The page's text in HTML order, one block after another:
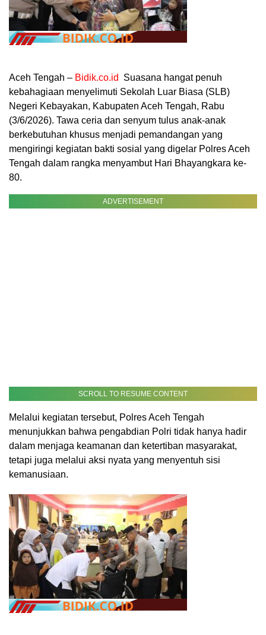
Aceh Tengah – Bidik.co.id
Suasana hangat penuh
kebahagiaan menyelimuti Sekolah Luar Biasa (SLB)
Negeri Kebayakan, Kabupaten Aceh Tengah, Rabu
(3/6/2026). Tawa ceria dan senyum tulus anak-anak
berkebutuhan khusus menjadi pemandangan yang
mengiringi kegiatan bakti sosial yang digelar Polres Aceh
Tengah dalam rangka menyambut Hari Bhayangkara ke-
80.
ADVERTISEMENT
SCROLL TO RESUME CONTENT
Melalui kegiatan tersebut, Polres Aceh Tengah
menunjukkan bahwa pengabdian Polri tidak hanya hadir
dalam menjaga keamanan dan ketertiban masyarakat,
tetapi juga melalui aksi nyata yang menyentuh sisi
kemanusiaan.